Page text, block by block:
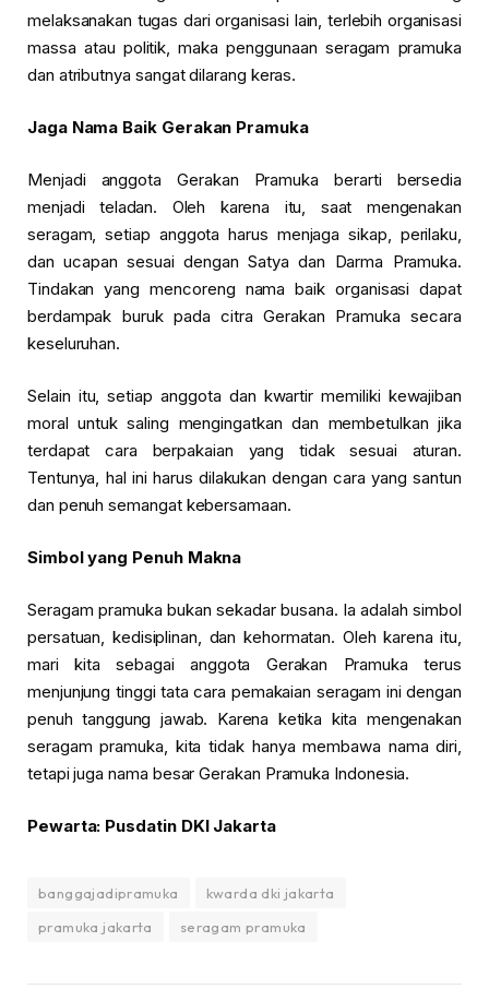
melaksanakan tugas dari organisasi lain, terlebih organisasi
massa atau politik, maka penggunaan seragam pramuka
dan atributnya sangat dilarang keras.
Jaga Nama Baik Gerakan Pramuka
Menjadi anggota Gerakan Pramuka berarti bersedia
menjadi teladan. Oleh karena itu, saat mengenakan
seragam, setiap anggota harus menjaga sikap, perilaku,
dan ucapan sesuai dengan Satya dan Darma Pramuka.
Tindakan yang mencoreng nama baik organisasi dapat
berdampak buruk pada citra Gerakan Pramuka secara
keseluruhan.
Selain itu, setiap anggota dan kwartir memiliki kewajiban
moral untuk saling mengingatkan dan membetulkan jika
terdapat cara berpakaian yang tidak sesuai aturan.
Tentunya, hal ini harus dilakukan dengan cara yang santun
dan penuh semangat kebersamaan.
Simbol yang Penuh Makna
Seragam pramuka bukan sekadar busana. Ia adalah simbol
persatuan, kedisiplinan, dan kehormatan. Oleh karena itu,
mari kita sebagai anggota Gerakan Pramuka terus
menjunjung tinggi tata cara pemakaian seragam ini dengan
penuh tanggung jawab. Karena ketika kita mengenakan
seragam pramuka, kita tidak hanya membawa nama diri,
tetapi juga nama besar Gerakan Pramuka Indonesia.
Pewarta: Pusdatin DKI Jakarta
banggajadipramuka
kwarda dki jakarta
pramuka jakarta
seragam pramuka